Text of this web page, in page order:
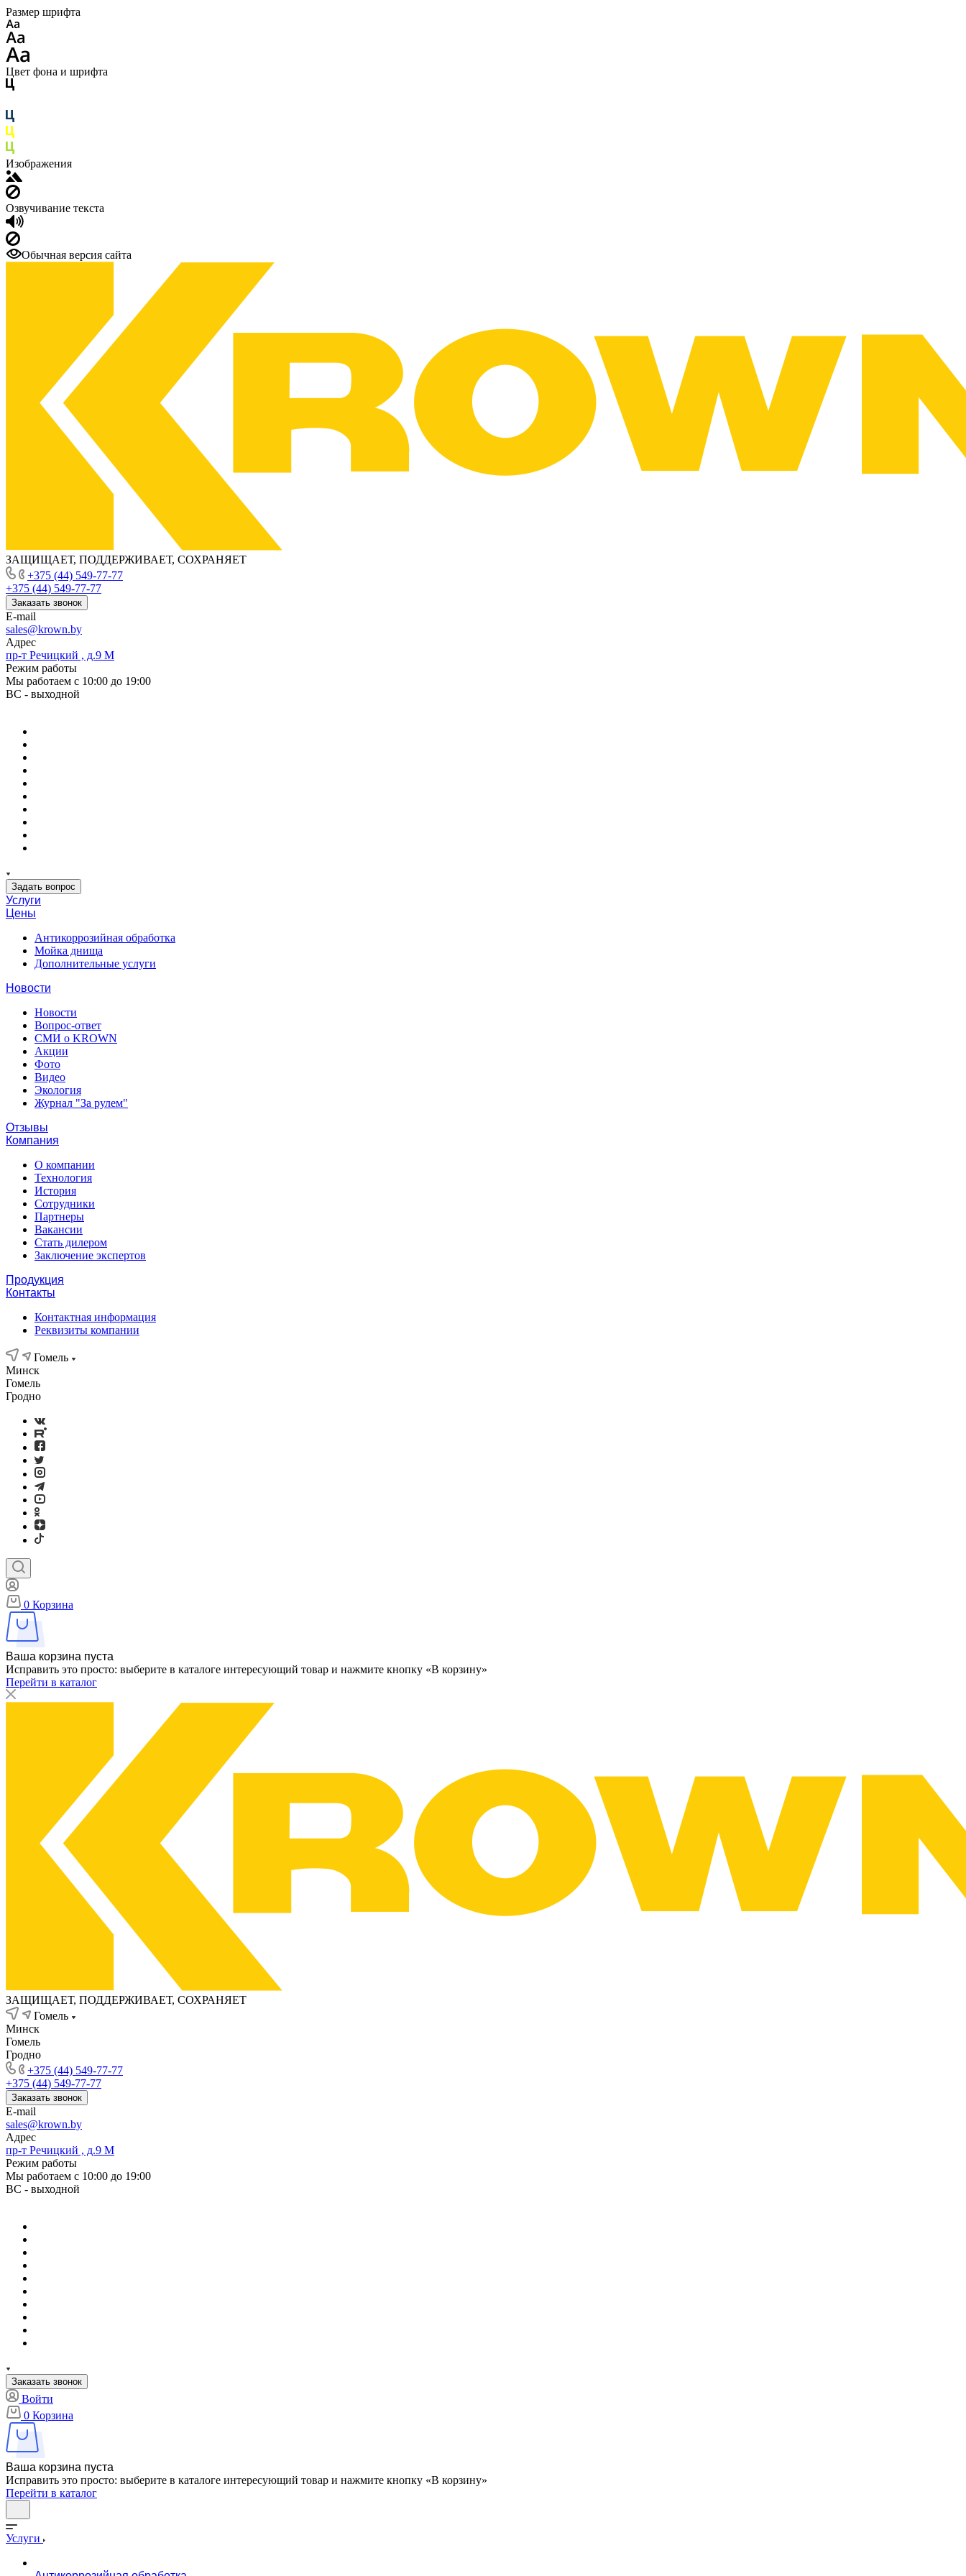
Размер шрифта
Цвет фона и шрифта
Изображения
Озвучивание текста
Обычная версия сайта
ЗАЩИЩАЕТ, ПОДДЕРЖИВАЕТ, СОХРАНЯЕТ
+375 (44) 549-77-77
+375 (44) 549-77-77
Заказать звонок
E-mail
sales@krown.by
Адрес
пр-т Речицкий , д.9 М
Режим работы
Мы работаем с 10:00 до 19:00
ВС - выходной
Задать вопрос
Услуги
Цены
Антикоррозийная обработка
Мойка днища
Дополнительные услуги
Новости
Новости
Вопрос-ответ
СМИ о KROWN
Акции
Фото
Видео
Экология
Журнал "За рулем"
Отзывы
Компания
О компании
Технология
История
Сотрудники
Партнеры
Вакансии
Стать дилером
Заключение экспертов
Продукция
Контакты
Контактная информация
Реквизиты компании
Гомель
Минск
Гомель
Гродно
0 Корзина
Ваша корзина пуста
Исправить это просто: выберите в каталоге интересующий товар и нажмите кнопку «В корзину»
Перейти в каталог
ЗАЩИЩАЕТ, ПОДДЕРЖИВАЕТ, СОХРАНЯЕТ
Гомель
Минск
Гомель
Гродно
+375 (44) 549-77-77
+375 (44) 549-77-77
Заказать звонок
E-mail
sales@krown.by
Адрес
пр-т Речицкий , д.9 М
Режим работы
Мы работаем с 10:00 до 19:00
ВС - выходной
Заказать звонок
Войти
0 Корзина
Ваша корзина пуста
Исправить это просто: выберите в каталоге интересующий товар и нажмите кнопку «В корзину»
Перейти в каталог
Услуги